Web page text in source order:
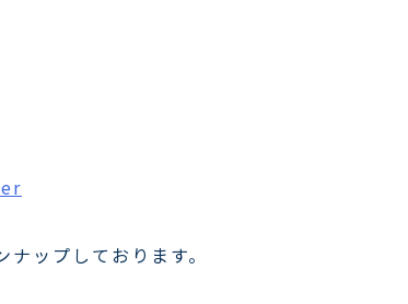
ップしております。